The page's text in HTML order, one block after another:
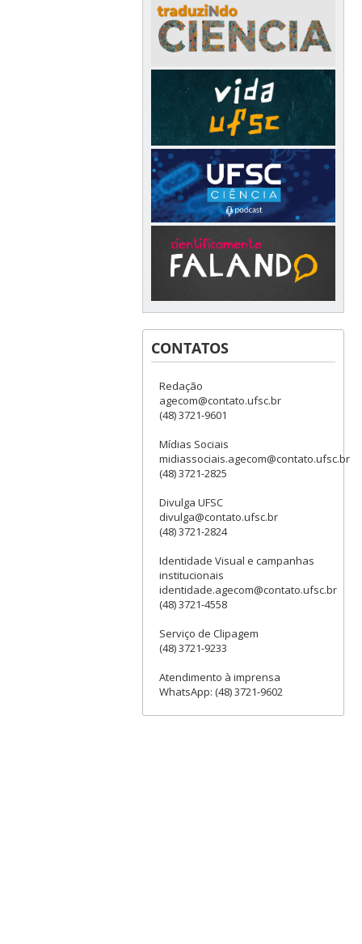
CONTATOS
Redação
agecom@contato.ufsc.br
(48) 3721-9601
Mídias Sociais
midiassociais.agecom@contato.ufsc.br
(48) 3721-2825
Divulga UFSC
divulga@contato.ufsc.br
(48) 3721-2824
Identidade Visual e campanhas
institucionais
identidade.agecom@contato.ufsc.br
(48) 3721-4558
Serviço de Clipagem
(48) 3721-9233
Atendimento à imprensa
WhatsApp: (48) 3721-9602